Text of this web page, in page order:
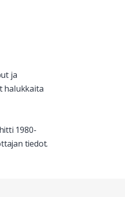
ja
halukkaita
1980-
tiedot.